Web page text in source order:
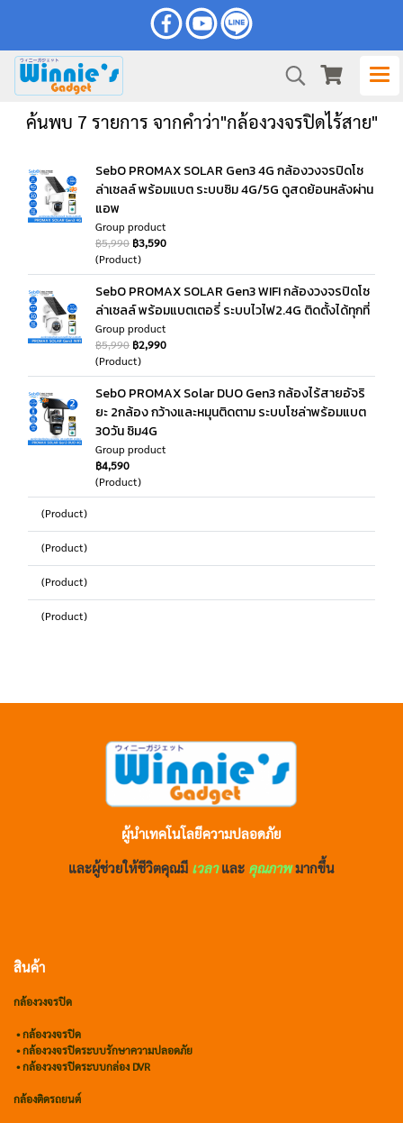
ค้นพบ 7 รายการ จากคำว่า"กล้องวงจรปิดไร้สาย"
SebO PROMAX SOLAR Gen3 4G กล้องวงจรปิดโซ
ล่าเซลล์ พร้อมแบต ระบบซิม 4G/5G ดูสดย้อนหลังผ่าน
แอพ
Group product
฿5,990 ฿3,590
(Product)
SebO PROMAX SOLAR Gen3 WIFI กล้องวงจรปิดโซ
ล่าเซลล์ พร้อมแบตเตอรี่ ระบบไวไฟ2.4G ติดตั้งได้ทุกที่
Group product
฿5,990 ฿2,990
(Product)
SebO PROMAX Solar DUO Gen3 กล้องไร้สายอัจริ
ยะ 2กล้อง กว้างและหมุนติดตาม ระบบโซล่าพร้อมแบต
30วัน ซิม4G
Group product
฿4,590
(Product)
(Product)
(Product)
(Product)
(Product)
ผู้นำเทคโนโลยีความปลอดภัย
และผู้ช่วยให้ชีวิตคุณมี เวลา และ คุณภาพ มากขึ้น
สินค้า
กล้องวงจรปิด
•กล้องวงจรปิด
•กล้องวงจรปิดระบบรักษาความปลอดภัย
• กล้องวงจรปิดระบบกล่อง DVR
กล้องติดรถยนต์